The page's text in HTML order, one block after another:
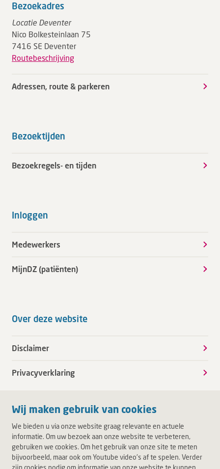
Wij maken gebruik van cookies
We bieden u via onze website graag relevante en actuele
informatie. Om uw bezoek aan onze website te verbeteren,
gebruiken we cookies. Om het gebruik van onze site te meten
bijvoorbeeld, maar ook om Youtube video's af te spelen. Verder
zijn cookies nodig om informatie van onze website te kunnen
Bezoekadres
Locatie Deventer
Nico Bolkesteinlaan 75
7416 SE Deventer
Routebeschrijving
Adressen, route & parkeren
Bezoektijden
Bezoekregels- en tijden
Inloggen
Medewerkers
MijnDZ (patiënten)
Over deze website
Disclaimer
Privacyverklaring